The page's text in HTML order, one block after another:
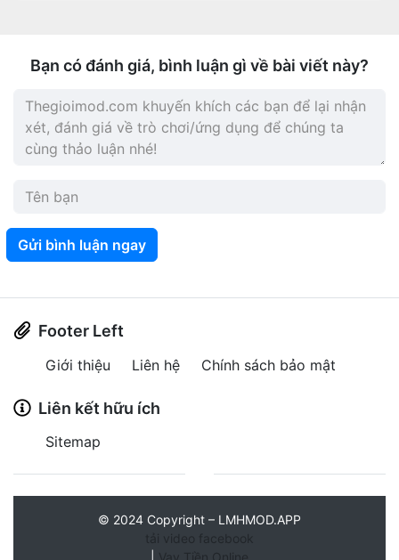
Bạn có đánh giá, bình luận gì về bài viết này?
Gửi bình luận ngay
Footer Left
Giới thiệu Liên hệ Chính sách bảo mật
Liên kết hữu ích
Sitemap
© 2024 Copyright – LMHMOD.APP
tải video facebook